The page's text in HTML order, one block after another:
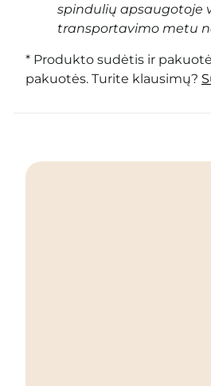
spindulių apsaugotoje
transportavimo metu
* Produkto sudėtis ir
pakuotės. Turite klausimų?